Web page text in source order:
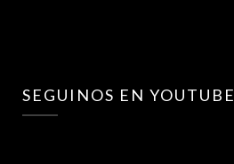
SEGUINOS EN YOUTUBE